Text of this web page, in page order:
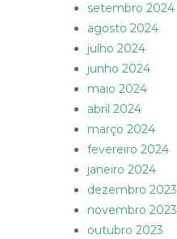
setembro 2024
agosto 2024
julho 2024
junho 2024
maio 2024
abril 2024
março 2024
fevereiro 2024
janeiro 2024
dezembro 2023
novembro 2023
outubro 2023